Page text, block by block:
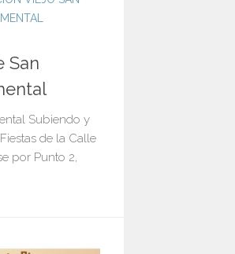
San
Subiendo y
de la Calle
por Punto 2,